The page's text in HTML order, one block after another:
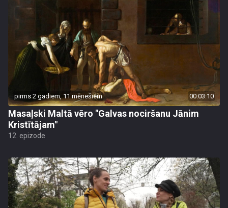
pirms 2 gadiem, 11 mēnešiem 00:03:10
Masaļski Maltā vēro "Galvas nociršanu Jānim
Kristītājam"
12. epizode